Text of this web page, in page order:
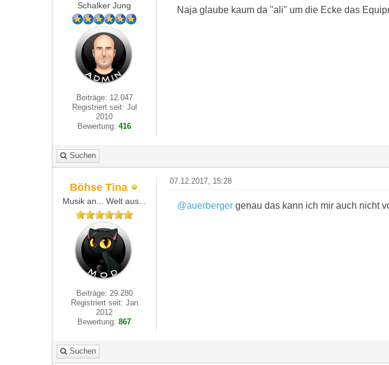
Schalker Jung
Beiträge: 12.047
Registriert seit: Jul
2010
Bewertung:416
Naja glaube kaum da "ali" um die Ecke das
Suchen
Böhse Tina
Musik an... Welt aus...
Beiträge: 29.280
Registriert seit: Jan
2012
Bewertung:867
07.12.2017, 15:28
@auerbergergenau das kann ich mir auch nicht
Suchen